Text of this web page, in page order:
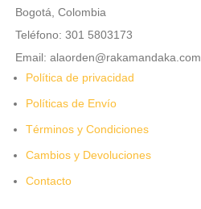
Bogotá, Colombia
Teléfono: 301 5803173
Email: alaorden@rakamandaka.com
Política de privacidad
Políticas de Envío
Términos y Condiciones
Cambios y Devoluciones
Contacto